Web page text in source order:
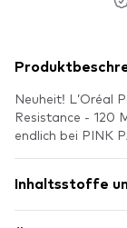
Neuheit! L’Oréal
Resistance - 120
endlich bei PINK
Inhaltsstoffe